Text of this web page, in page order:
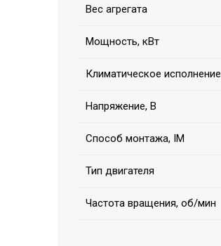
Вес агрегата
Мощность, кВт
Климатическое исполнение
Напряжение, В
Способ монтажа, IM
Тип двигателя
Частота вращения, об/мин